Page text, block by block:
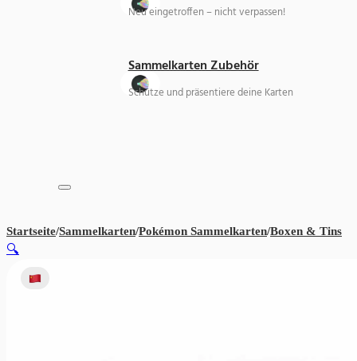
Neu eingetroffen – nicht verpassen!
Sammelkarten Zubehör
Schütze und präsentiere deine Karten
Startseite/Sammelkarten/Pokémon Sammelkarten/Boxen & Tins
🔍